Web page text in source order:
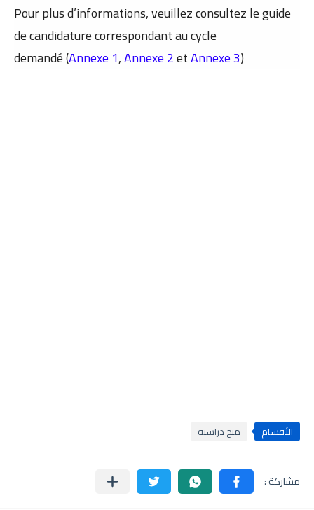
Pour plus d’informations, veuillez consultez le guide
de candidature correspondant au cycle
demandé(Annexe 1,Annexe 2etAnnexe 3)
الأقسام منح دراسية